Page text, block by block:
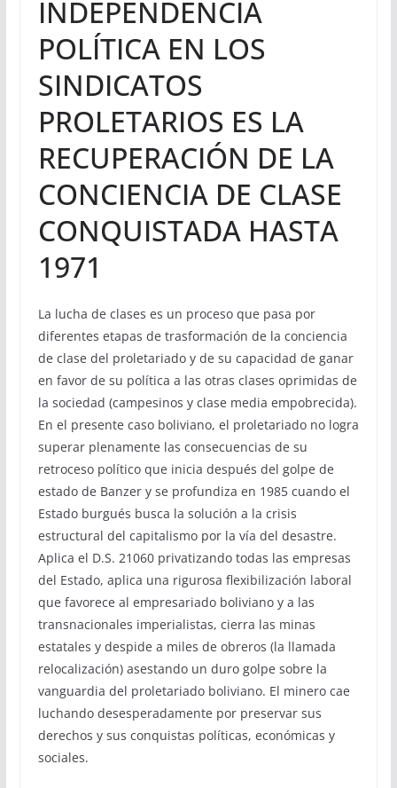
INDEPENDENCIA
POLÍTICA EN LOS
SINDICATOS
PROLETARIOS ES LA
RECUPERACIÓN DE LA
CONCIENCIA DE CLASE
CONQUISTADA HASTA
1971
La lucha de clases es un proceso que pasa por
diferentes etapas de trasformación de la conciencia
de clase del proletariado y de su capacidad de ganar
en favor de su política a las otras clases oprimidas de
la sociedad (campesinos y clase media empobrecida).
En el presente caso boliviano, el proletariado no logra
superar plenamente las consecuencias de su
retroceso político que inicia después del golpe de
estado de Banzer y se profundiza en 1985 cuando el
Estado burgués busca la solución a la crisis
estructural del capitalismo por la vía del desastre.
Aplica el D.S. 21060 privatizando todas las empresas
del Estado, aplica una rigurosa flexibilización laboral
que favorece al empresariado boliviano y a las
transnacionales imperialistas, cierra las minas
estatales y despide a miles de obreros (la llamada
relocalización) asestando un duro golpe sobre la
vanguardia del proletariado boliviano. El minero cae
luchando desesperadamente por preservar sus
derechos y sus conquistas políticas, económicas y
sociales.